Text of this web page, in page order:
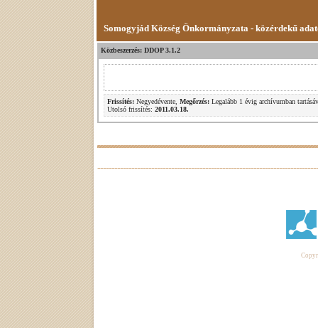
Somogyjád Község Önkormányzata - közérdekű
Közbeszerzés: DDOP 3.1.2
Frissítés: Negyedévente, Megőrzés: Legalább 1 évig archívumban
Utolsó frissítés: 2011.03.18.